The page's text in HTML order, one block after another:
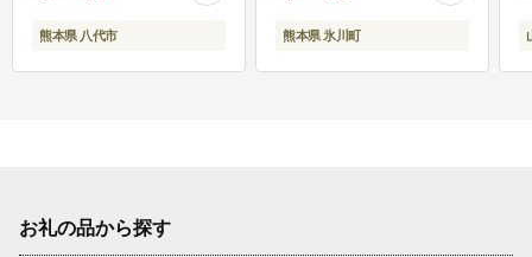
熊本県 八代市 熊本県 氷川町
お礼の品から探す